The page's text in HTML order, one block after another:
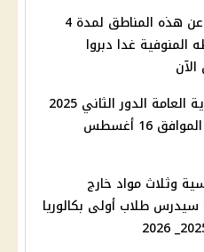
انقطاع المياه عن هذه المناطق لمدة 4
المنوفية غدا دبروا
امتحانات الثانوية العامة الدور الثاني 2025
16 أغسطس
وثلاث مواد خارج
سيدرس طلاب أولى بكالوريا